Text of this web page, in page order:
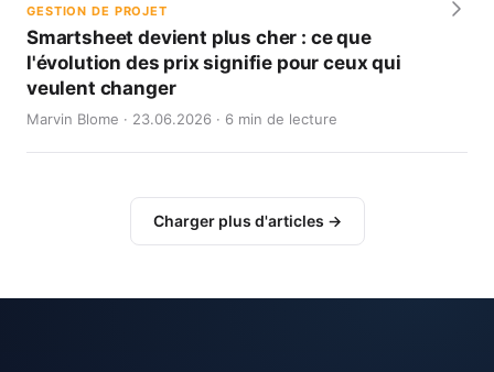
GESTION DE PROJET
Smartsheet devient plus cher : ce que
l'évolution des prix signifie pour ceux qui
veulent changer
Marvin Blome · 23.06.2026 · 6 min de lecture
Charger plus d'articles →